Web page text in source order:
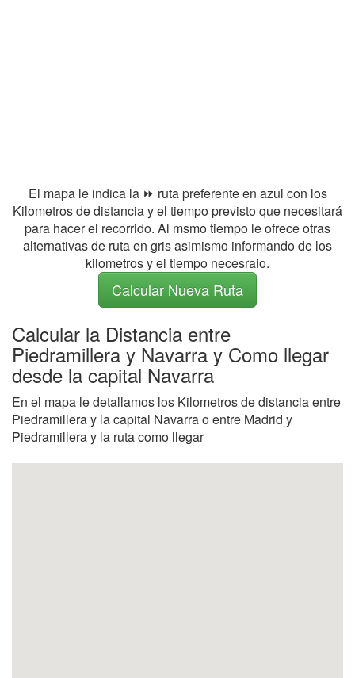
El mapa le indica la ⏩ ruta preferente en azul con los
Kilometros de distancia y el tiempo previsto que necesitará
para hacer el recorrido. Al msmo tiempo le ofrece otras
alternativas de ruta en gris asimismo informando de los
kilometros y el tiempo necesraio.
Calcular Nueva Ruta
Calcular la Distancia entre
Piedramillera y Navarra y Como llegar
desde la capital Navarra
En el mapa le detallamos los Kilometros de distancia entre
Piedramillera y la capital Navarra o entre Madrid y
Piedramillera y la ruta como llegar